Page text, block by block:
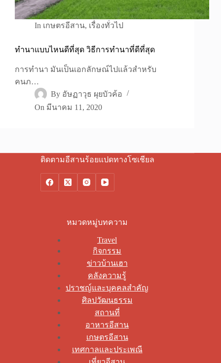
In เกษตรอีสาน, เรื่องทั่วไป
ทำนาแบบไหนดีที่สุด วิธีการทำนาที่ดีที่สุด
การทำนา มันเป็นเอกลักษณ์ไปแล้วสำหรับ
คนภ…
By อัษฏาวุธ ผุยบัวค้อ
On มีนาคม 11, 2020
ติดตามอีสานร้อยแปดทางโซเชียล
หมวดหมู่บทความ
Travel
กิจกรรม
ข่าวบ้านเฮา
คลังความรู้
ปราชญ์และบุคคลสำคัญ
ศิลปวัฒนธรรม
สถานที่
อาหารอีสาน
เกษตรอีสาน
เทศกาลและประเพณี